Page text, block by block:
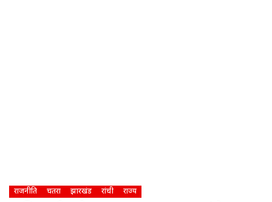
राजनीति चतरा झारखंड रांची राज्य